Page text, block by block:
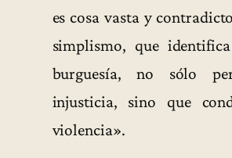
es cosa vasta y
simplismo, que
burguesía, no sólo
injusticia, sino que
violencia».